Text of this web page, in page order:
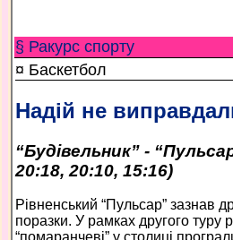
§ Ракурс спорту
¤ Баскетбол
Надій не
“Будівельник” -
20:18, 20:10, 15:16)
Рівненський “Пульсар” зазнав
поразки. У рамках другого туру